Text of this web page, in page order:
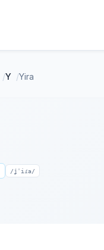
/Y /Yira
/ʝˈiɾa/